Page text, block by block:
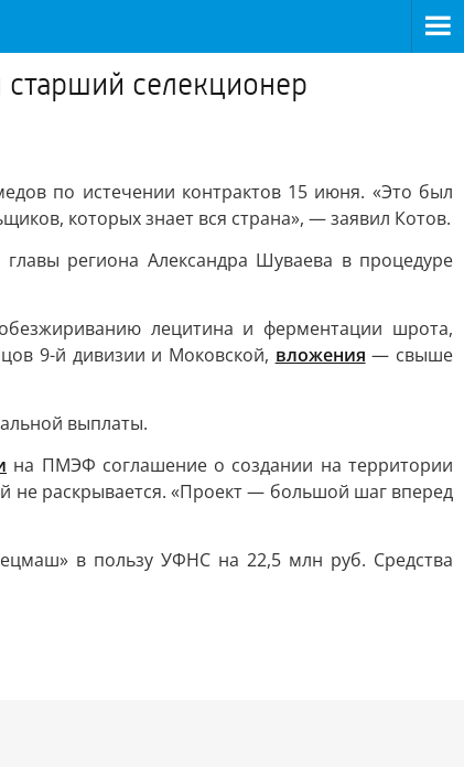
селекционер
по истечении контрактов 15 июня. «Это был
которых знает вся страна», — заявил Котов.
региона Александра Шуваева в процедуре
обезжириванию лецитина и ферментации шрота,
9-й дивизии и Моковской, вложения — свыше
выплаты.
на ПМЭФ соглашение о создании на территории
не раскрывается. «Проект — большой шаг вперед
в пользу УФНС на 22,5 млн руб. Средства